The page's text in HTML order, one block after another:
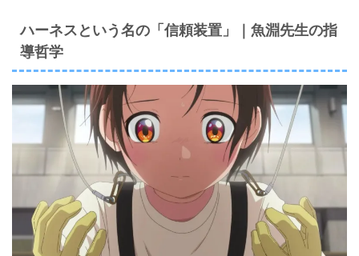
ハーネスという名の「信頼装置」｜魚淵先生の指
導哲学